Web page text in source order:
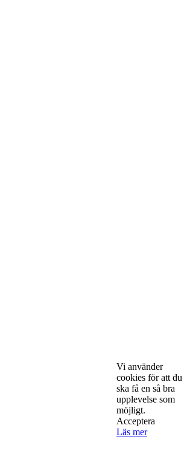
Strand 15, 171 73 Solna. Telefon 08-52
media.se info@startaochdriva.se
Vi använder
cookies för att du
ska få en så bra
upplevelse som
möjligt.
Acceptera
Läs mer